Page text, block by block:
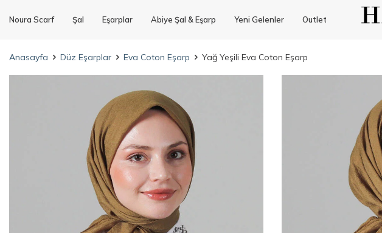
Noura Scarf Şal Eşarplar Abiye Şal & Eşarp Yeni Gelenler Outlet
Anasayfa Düz Eşarplar Eva Coton Eşarp Yağ Yeşili Eva Coton Eşarp